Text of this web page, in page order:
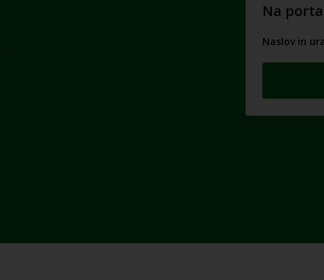
Na
Naslov in